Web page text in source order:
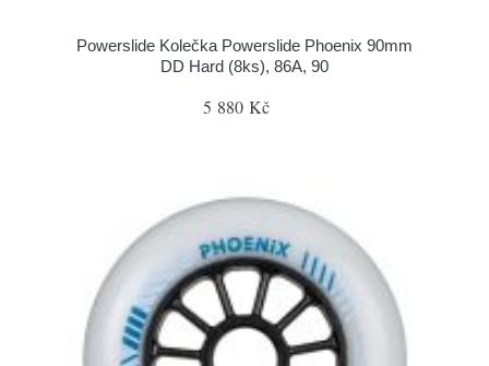
Powerslide Kolečka Powerslide Phoenix 90mm
DD Hard (8ks), 86A, 90
5 880 Kč